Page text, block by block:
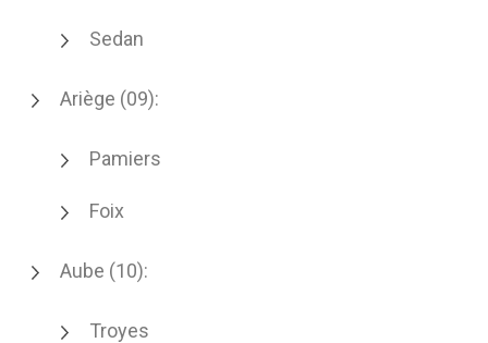
Sedan
Ariège (09):
Pamiers
Foix
Aube (10):
Troyes